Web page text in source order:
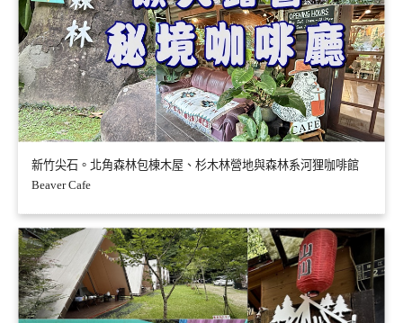
新竹尖石。北角森林包棟木屋、杉木林營地與森林系河狸咖啡館
Beaver Cafe